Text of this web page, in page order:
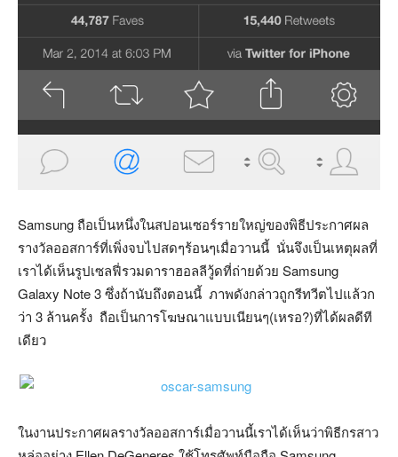
Samsung ถือเป็นหนึ่งในสปอนเซอร์รายใหญ่ของพิธีประกาศผล
รางวัลออสการ์ที่เพิ่งจบไปสดๆร้อนๆเมื่อวานนี้ นั่นจึงเป็นเหตุผลที่
เราได้เห็นรูปเซลฟี่รวมดาราฮอลลีวู้ดที่ถ่ายด้วย Samsung
Galaxy Note 3 ซึ่งถ้านับถึงตอนนี้ ภาพดังกล่าวถูกรีทวีตไปแล้วก
ว่า 3 ล้านครั้ง ถือเป็นการโฆษณาแบบเนียนๆ(เหรอ?)ที่ได้ผลดีที
เดียว
ในงานประกาศผลรางวัลออสการ์เมื่อวานนี้เราได้เห็นว่าพิธีกรสาว